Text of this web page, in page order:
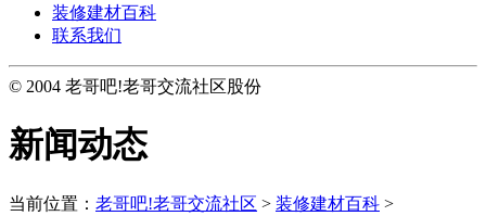
装修建材百科
联系我们
© 2004 老哥吧!老哥交流社区股份
新闻动态
当前位置： 老哥吧!老哥交流社区 > 装修建材百科 >